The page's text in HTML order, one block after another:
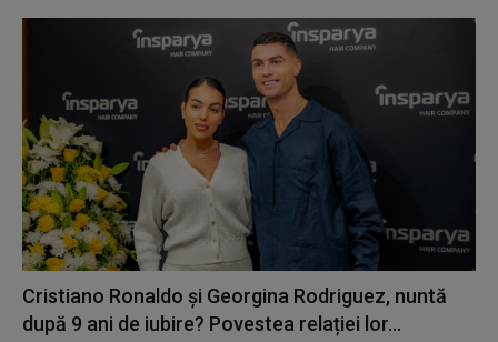
Cristiano Ronaldo și Georgina Rodriguez, nuntă
după 9 ani de iubire? Povestea relației lor...